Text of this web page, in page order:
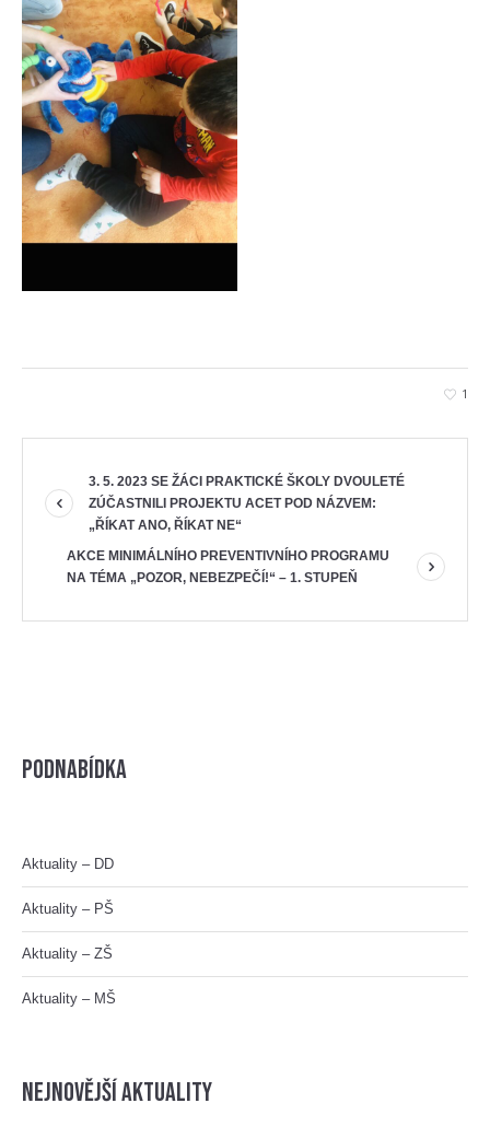
1
3. 5. 2023 SE ŽÁCI PRAKTICKÉ ŠKOLY DVOULETÉ
ZÚČASTNILI PROJEKTU ACET POD NÁZVEM:
„ŘÍKAT ANO, ŘÍKAT NE“
AKCE MINIMÁLNÍHO PREVENTIVNÍHO PROGRAMU
NA TÉMA „POZOR, NEBEZPEČÍ!“ – 1. STUPEŇ
Podnabídka
Aktuality – DD
Aktuality – PŠ
Aktuality – ZŠ
Aktuality – MŠ
nejnovější aktuality